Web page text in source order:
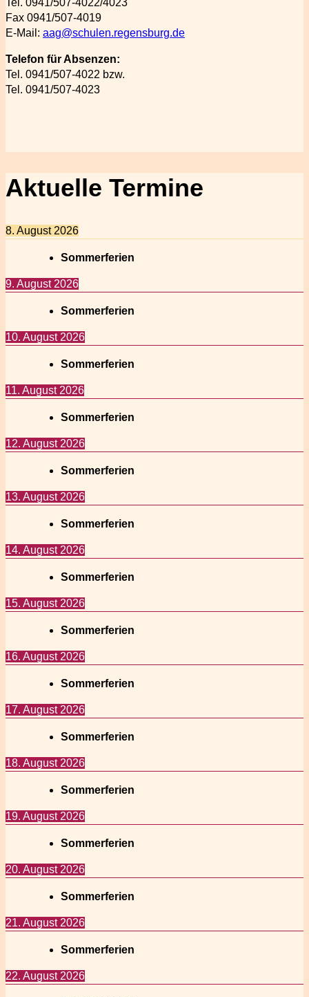
Tel. 0941/507-4022/4023
Fax 0941/507-4019
E-Mail: aag@schulen.regensburg.de
Telefon für Absenzen:
Tel. 0941/507-4022 bzw.
Tel. 0941/507-4023
Aktuelle Termine
8. August 2026
Sommerferien
9. August 2026
Sommerferien
10. August 2026
Sommerferien
11. August 2026
Sommerferien
12. August 2026
Sommerferien
13. August 2026
Sommerferien
14. August 2026
Sommerferien
15. August 2026
Sommerferien
16. August 2026
Sommerferien
17. August 2026
Sommerferien
18. August 2026
Sommerferien
19. August 2026
Sommerferien
20. August 2026
Sommerferien
21. August 2026
Sommerferien
22. August 2026